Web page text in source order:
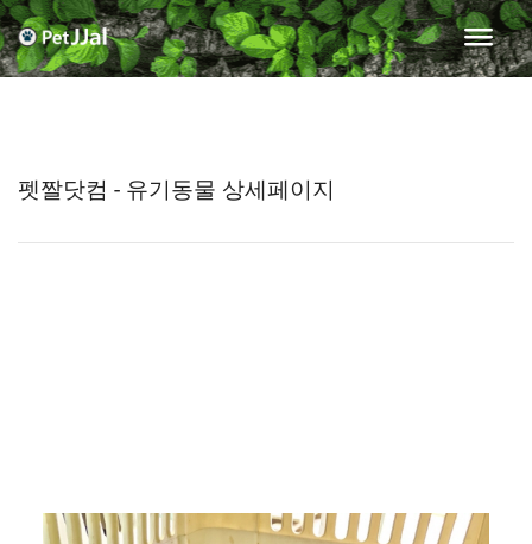
펫짤닷컴 - 유기동물 상세페이지